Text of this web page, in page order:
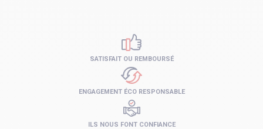
SATISFAIT OU REMBOURSÉ
ENGAGEMENT ÉCO RESPONSABLE
ILS NOUS FONT CONFIANCE